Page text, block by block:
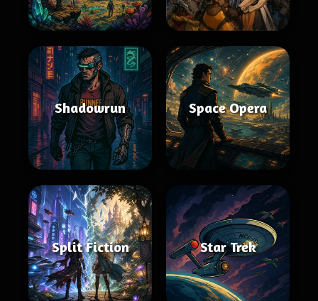
Shadowrun Space Opera
Split Fiction Star Trek